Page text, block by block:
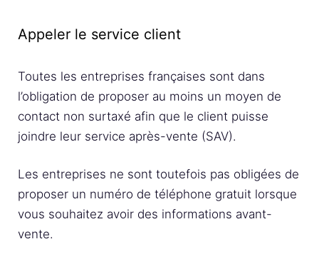
Appeler le service client
Toutes les entreprises françaises sont dans
l’obligation de proposer au moins un moyen de
contact non surtaxé afin que le client puisse
joindre leur service après-vente (SAV).
Les entreprises ne sont toutefois pas obligées de
proposer un numéro de téléphone gratuit lorsque
vous souhaitez avoir des informations avant-
vente.